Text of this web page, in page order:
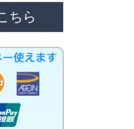
ちら